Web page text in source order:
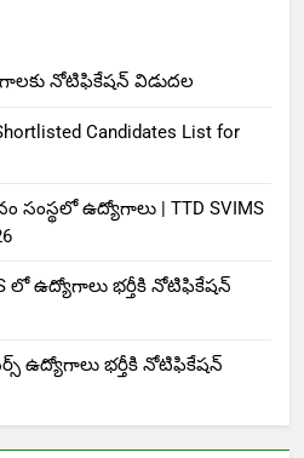
నోటిఫికేషన్ విడుదల
Candidates List for
సంస్థలో ఉద్యోగాలు | TTD SVIMS
ఉద్యోగాలు భర్తీకి నోటిఫికేషన్
ఉద్యోగాలు భర్తీకి నోటిఫికేషన్